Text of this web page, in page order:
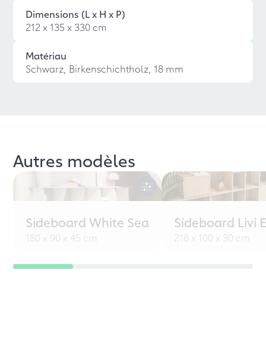
Dimensions (L x H x P)
212 x 135 x 330 cm
Matériau
Schwarz, Birkenschichtholz, 18 mm
Autres modèles
Sideboard White Sea
180 x 90 x 45 cm
Sideboard Livi
218 x 100 x 30 cm